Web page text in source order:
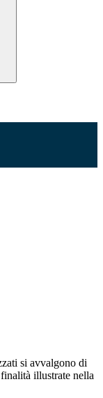
si avvalgono di
illustrate nella